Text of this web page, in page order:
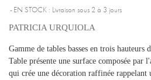
EN STOCK : Livraison sous 2 à 3 jours
PATRICIA URQUIOLA
Gamme de tables basses en trois
Table présente une surface composée par
qui crée une décoration raffinée rappelant